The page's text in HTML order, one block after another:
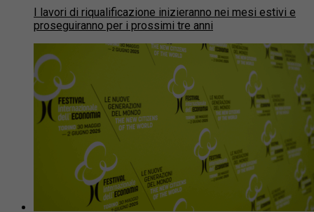
I lavori di riqualificazione inizieranno nei mesi estivi e
proseguiranno per i prossimi tre anni